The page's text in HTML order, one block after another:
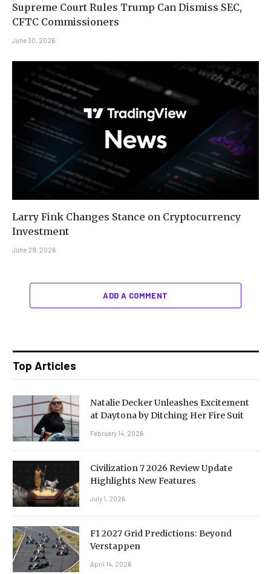
Supreme Court Rules Trump Can Dismiss SEC,
CFTC Commissioners
June 30, 2026
Larry Fink Changes Stance on Cryptocurrency
Investment
June 29, 2026
ADD A COMMENT
Top Articles
Natalie Decker Unleashes Excitement
at Daytona by Ditching Her Fire Suit
February 14, 2026
Civilization 7 2026 Review Update
Highlights New Features
July 1, 2026
F1 2027 Grid Predictions: Beyond
Verstappen
April 14, 2026